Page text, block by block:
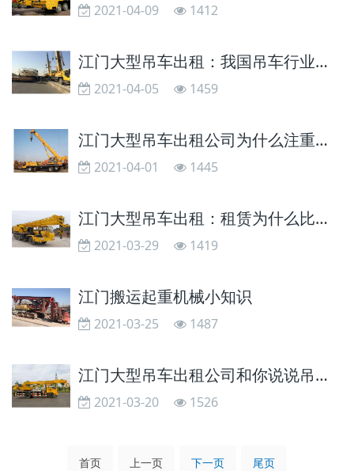
2021-04-09 1412
江门大型吊车出租：我国吊车行业相比其他国家如何？
2021-04-05 1459
江门大型吊车出租公司为什么注重吊车保养？
2021-04-01 1445
江门大型吊车出租：租赁为什么比够买好？
2021-03-29 1419
江门搬运起重机械小知识
2021-03-25 1487
江门大型吊车出租公司和你说说吊车出租装备配置如何更换钢丝绳
2021-03-20 1526
首页 上一页 下一页 尾页